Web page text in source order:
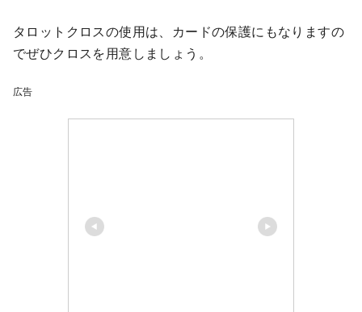
タロットクロスの使用は、カードの保護にもなりますの
でぜひクロスを用意しましょう。
広告